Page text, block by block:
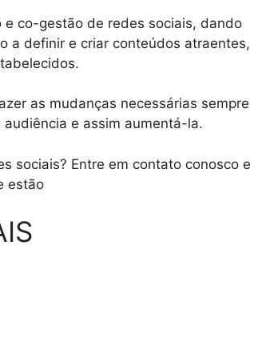
co-gestão de redes sociais, dando
a definir e criar conteúdos atraentes,
as mudanças necessárias sempre
e assim aumentá-la.
sociais? Entre em contato conosco e
estão